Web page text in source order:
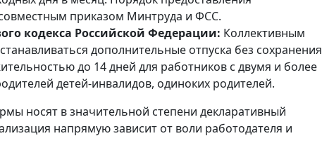
приказом Минтруда и ФСС.
кодекса Российской Федерации: Коллективным
дополнительные отпуска без сохранения
до 14 дней для работников с двумя и более
детей-инвалидов, одиноких родителей.
носят в значительной степени декларативный
напрямую зависит от воли работодателя и